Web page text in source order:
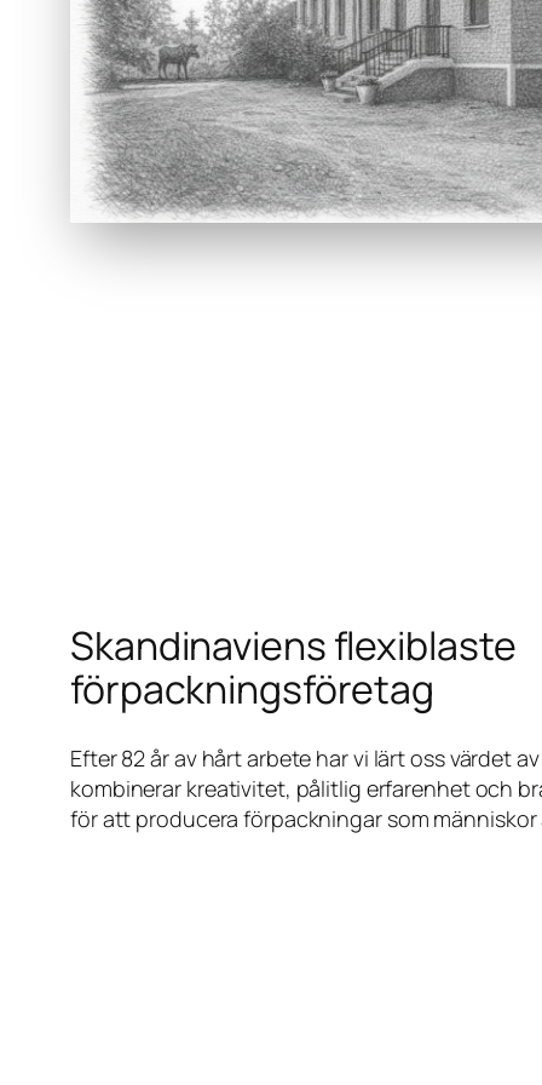
Skandinaviens flexiblaste
förpackningsföretag
Efter 82 år av hårt arbete har vi lärt oss värdet
kombinerar kreativitet, pålitlig erfarenhet och
för att producera förpackningar som människor